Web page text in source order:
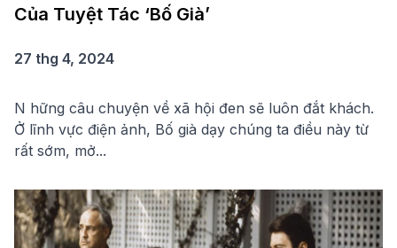
Của Tuyệt Tác ‘Bố Già’
27 thg 4, 2024
N hững câu chuyện về xã hội đen sẽ luôn đắt khách.
Ở lĩnh vực điện ảnh, Bố già dạy chúng ta điều này từ
rất sớm, mở...